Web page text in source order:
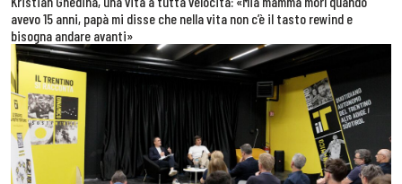
avevo 15 anni, papà mi disse che nella vita non c’è il tasto rewind e
bisogna andare avanti»